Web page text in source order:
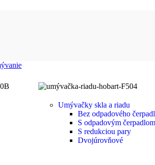
Umývačky skla a riadu
Bez odpadového
S odpadovým čerpadlom
S redukciou pary
Dvojúrovňové